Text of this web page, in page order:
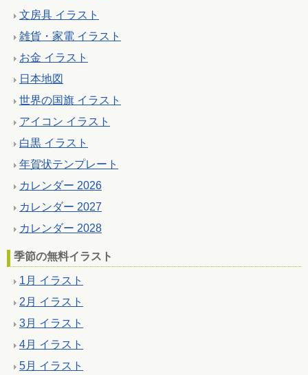
文房具 イラスト
雑貨・家電 イラスト
お金 イラスト
日本地図
世界の国旗 イラスト
アイコン イラスト
白黒 イラスト
年賀状テンプレート
カレンダー 2026
カレンダー 2027
カレンダー 2028
季節の無料イラスト
1月 イラスト
2月 イラスト
3月 イラスト
4月 イラスト
5月 イラスト